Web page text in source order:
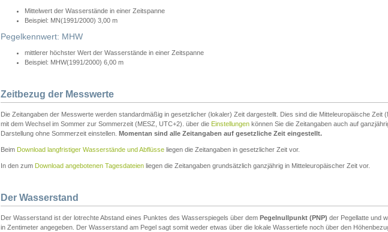
Mittelwert der Wasserstände in einer Zeitspanne
Beispiel: MN(1991/2000) 3,00 m
Pegelkennwert: MHW
mittlerer höchster Wert der Wasserstände in einer Zeitspanne
Beispiel: MHW(1991/2000) 6,00 m
Zeitbezug der Messwerte
Die Zeitangaben der Messwerte werden standardmäßig in gesetzlicher (lokaler) Zeit dargestellt. Dies sind die Mitteleuropäische Zeit
mit dem Wechsel im Sommer zur Sommerzeit (MESZ, UTC+2). über die Einstellungen können Sie die Zeitangaben auch auf
Darstellung ohne Sommerzeit einstellen. Momentan sind alle Zeitangaben auf gesetzliche Zeit eingestellt.
Beim Download langfristiger Wasserstände und Abflüsse liegen die Zeitangaben in gesetzlicher Zeit vor.
In den zum Download angebotenen Tagesdateien liegen die Zeitangaben grundsätzlich ganzjährig in Mitteleuropäischer Zeit vor.
Der Wasserstand
Der Wasserstand ist der lotrechte Abstand eines Punktes des Wasserspiegels über dem Pegelnullpunkt (PNP) der Pegellatte und
in Zentimeter angegeben. Der Wasserstand am Pegel sagt somit weder etwas über die lokale Wassertiefe noch über den